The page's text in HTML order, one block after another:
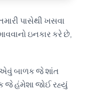
પાસેથી ખસવા
ઇનકાર કરે છે,
એવું બાળક જે શાંત
જે હંમેશા જોઈ રહ્યું